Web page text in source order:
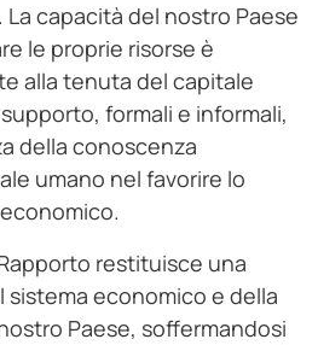
La capacità del nostro Paese
le proprie risorse è
alla tenuta del capitale
formali e informali,
della conoscenza
umano nel favorire lo
restituisce una
sistema economico e della
Paese, soffermandosi